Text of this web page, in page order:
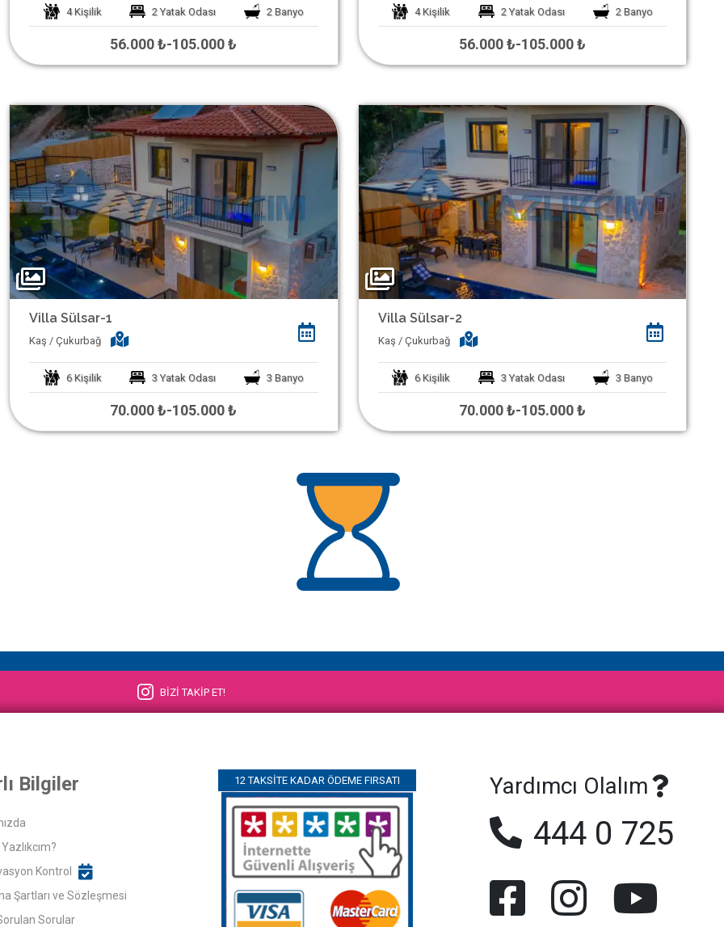
4 Kişilik 2 Yatak Odası 2 Banyo
56.000 ₺-105.000 ₺
4 Kişilik 2 Yatak Odası 2 Banyo
56.000 ₺-105.000 ₺
Villa Sülsar-1
Kaş / Çukurbağ
6 Kişilik 3 Yatak Odası 3 Banyo
70.000 ₺-105.000 ₺
Villa Sülsar-2
Kaş / Çukurbağ
6 Kişilik 3 Yatak Odası 3 Banyo
70.000 ₺-105.000 ₺
BİZİ TAKİP ET!
Bilgiler
Kontrol
Şartları ve Sözleşmesi
Sorular
12 TAKSITE KADAR ÖDEME FIRSATI Yardımcı Olalım
444 0 725